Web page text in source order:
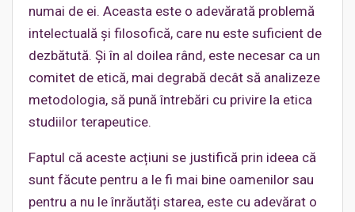
numai de ei. Aceasta este o adevărată problemă
intelectuală și filosofică, care nu este suficient de
dezbătută. Și în al doilea rând, este necesar ca un
comitet de etică, mai degrabă decât să analizeze
metodologia, să pună întrebări cu privire la etica
studiilor terapeutice.
Faptul că aceste acțiuni se justifică prin ideea că
sunt făcute pentru a le fi mai bine oamenilor sau
pentru a nu le înrăutăți starea, este cu adevărat o